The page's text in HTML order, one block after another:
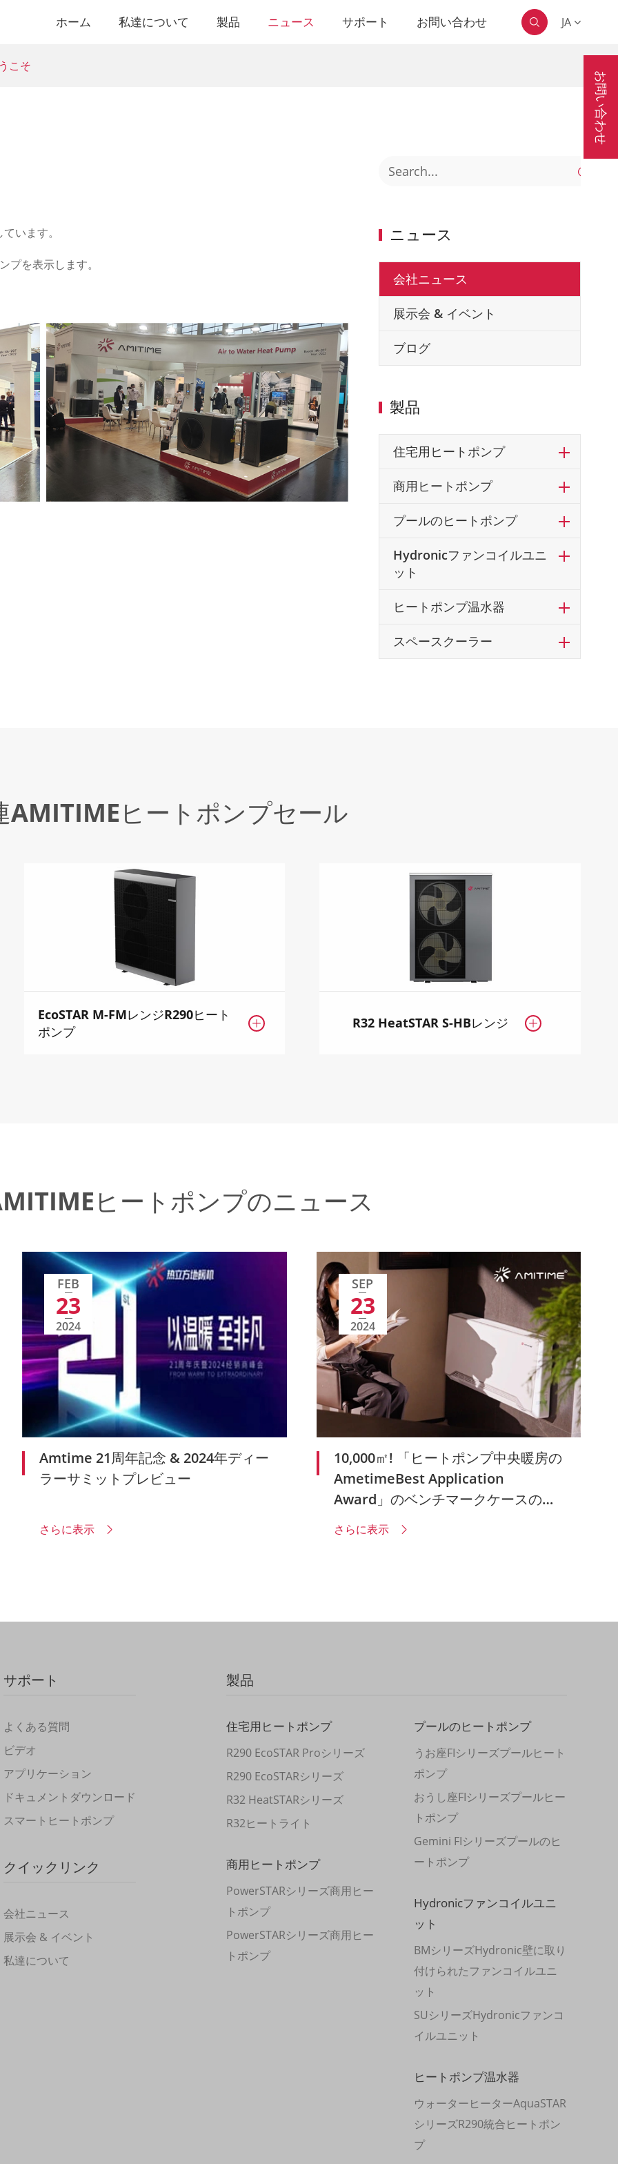
ホーム 私達について 製品 ニュース サポート お問い合わせ  JA
こそ
います。
を表示します。

ニュース
会社ニュース
展示会 & イベント
ブログ
製品
住宅用ヒートポンプ
商用ヒートポンプ
プールのヒートポンプ
Hydronicファンコイルユニ
ット
ヒートポンプ温水器
スペースクーラー
AMITIMEヒートポンプセール
EcoSTAR M-FMレンジR290ヒート
ポンプ
 R32 HeatSTAR S-HBレンジ 
ヒートポンプのニュース
FEB
23
2024
Amtime 21周年記念 & 2024年ディー
ラーサミットプレビュー
さらに表示 
SEP
23
2024
10,000㎡! 「ヒートポンプ中央暖房の
AmetimeBest Application
Award」のベンチマークケースの分
さらに表示 
サポート
よくある質問
ビデオ
アプリケーション
ドキュメントダウンロード
スマートヒートポンプ
クイックリンク
会社ニュース
展示会 & イベント
私達について
製品
住宅用ヒートポンプ
R290 EcoSTAR Proシリーズ
R290 EcoSTARシリーズ
R32 HeatSTARシリーズ
R32ヒートライト
商用ヒートポンプ
PowerSTARシリーズ商用ヒー
トポンプ
PowerSTARシリーズ商用ヒー
トポンプ
プールのヒートポンプ
うお座FIシリーズプールヒート
ポンプ
おうし座FIシリーズプールヒー
トポンプ
Gemini FIシリーズプールのヒ
ートポンプ
Hydronicファンコイルユニ
ット
BMシリーズHydronic壁に取り
付けられたファンコイルユニ
ット
SUシリーズHydronicファンコ
イルユニット
ヒートポンプ温水器
ウォーターヒーターAquaSTAR
シリーズR290統合ヒートポン
プ
お問い合わせ